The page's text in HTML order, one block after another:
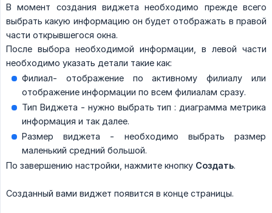
В момент создания виджета необходимо прежде всего
выбрать какую информацию он будет отображать в правой
части открывшегося окна.
После выбора необходимой информации, в левой части
необходимо указать детали такие как:
Филиал- отображение по активному филиалу или
отображение информации по всем филиалам сразу.
Тип Виджета - нужно выбрать тип : диаграмма метрика
информация и так далее.
Размер виджета - необходимо выбрать размер
маленький средний большой.
По завершению настройки, нажмите кнопку Создать.
Созданный вами виджет появится в конце страницы.